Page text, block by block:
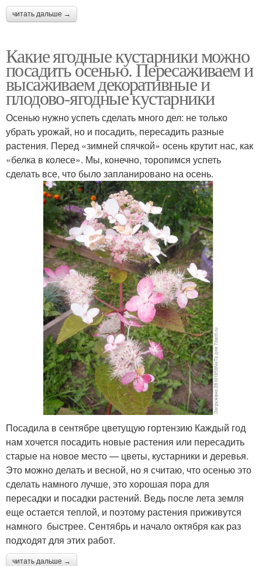
читать дальше →
Какие ягодные кустарники можно
посадить осенью. Пересаживаем и
высаживаем декоративные и
плодово-ягодные кустарники
Осенью нужно успеть сделать много дел: не только
убрать урожай, но и посадить, пересадить разные
растения. Перед «зимней спячкой» осень крутит нас, как
«белка в колесе». Мы, конечно, торопимся успеть
сделать все, что было запланировано на осень.
Посадила в сентябре цветущую гортензию Каждый год
нам хочется посадить новые растения или пересадить
старые на новое место — цветы, кустарники и деревья.
Это можно делать и весной, но я считаю, что осенью это
сделать намного лучше, это хорошая пора для
пересадки и посадки растений. Ведь после лета земля
еще остается теплой, и поэтому растения приживутся
намного быстрее. Сентябрь и начало октября как раз
подходят для этих работ.
читать дальше →